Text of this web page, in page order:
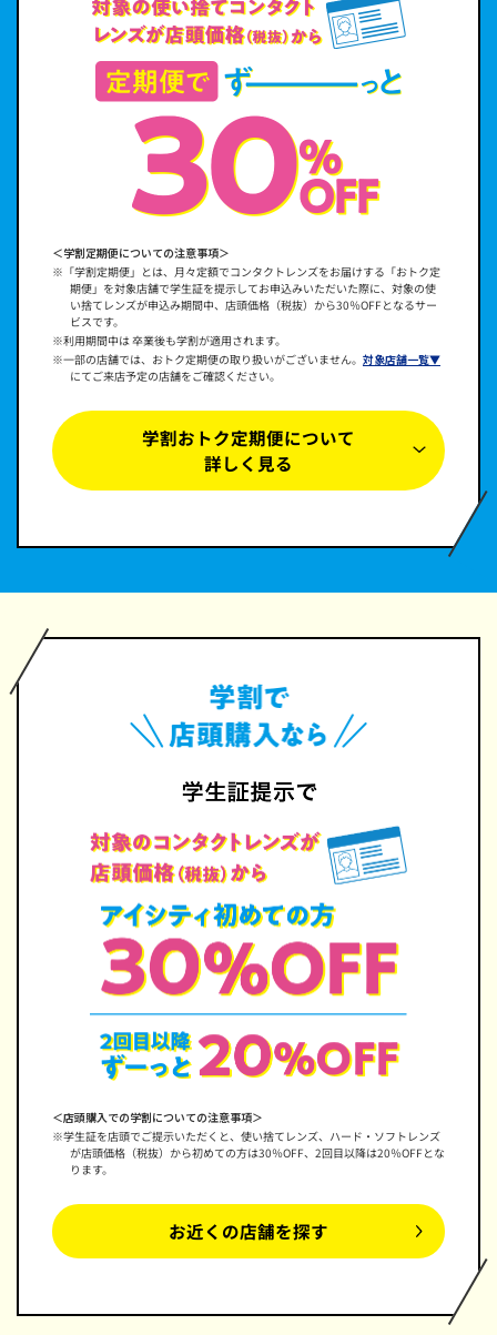
＜学割定期便についての注意事項＞
※「学割定期便」とは、月々定額でコンタクトレンズをお届けする「おトク定
期便」を対象店舗で学生証を提示してお申込みいただいた際に、対象の使
い捨てレンズが申込み期間中、店頭価格（税抜）から30％OFFとなるサー
ビスです。
※利用期間中は 卒業後も学割が適用されます。
※一部の店舗では、おトク定期便の取り扱いがございません。 対象店舗一覧▼
にてご来店予定の店舗をご確認ください。
学割おトク定期便について
詳しく見る
＜店頭購入での学割についての注意事項＞
※学生証を店頭でご提示いただくと、使い捨てレンズ、ハード・ソフトレンズ
が店頭価格（税抜）から初めての方は30％OFF、2回目以降は20％OFFとな
ります。
お近くの店舗を探す